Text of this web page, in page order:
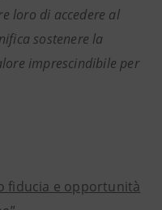
loro di accedere al
sostenere la
imprescindibile per
fiducia e opportunità